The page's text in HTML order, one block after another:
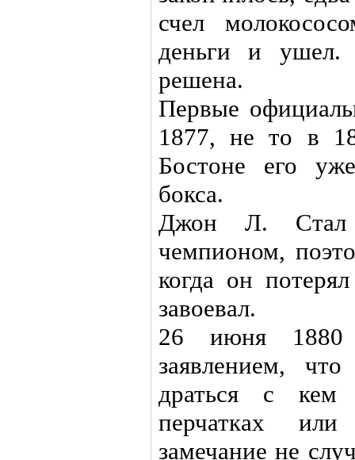
счел
деньги и ушел.
решена.
Первые
1877, не то в
Бостоне его
бокса.
Джон Л. Стал
чемпионом,
когда он
завоевал.
26 июня 1880
заявлением,
драться с
перчатках
замечание не